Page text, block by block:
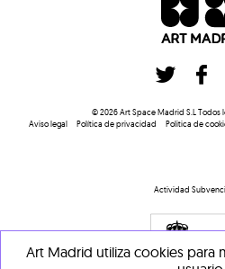
©2026Art Space Madrid S.L Todos
Aviso legal
Política de privacidad Politica de
Actividad
Art Madrid utiliza cookies para